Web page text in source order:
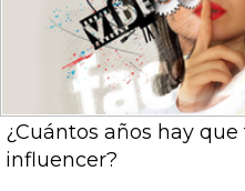
¿Cuántos años hay
influencer?